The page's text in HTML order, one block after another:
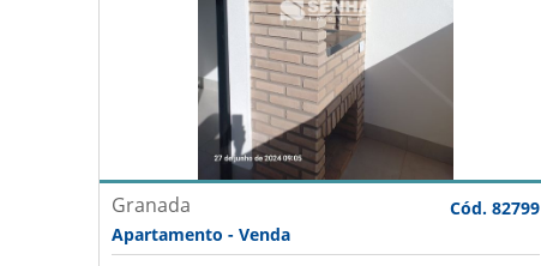
Granada
Cód. 82799
Apartamento - Venda